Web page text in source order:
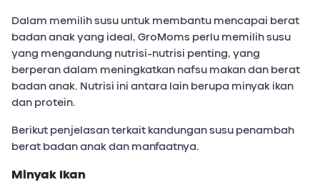
Dalam memilih susu untuk membantu mencapai berat
badan anak yang ideal, GroMoms perlu memilih susu
yang mengandung nutrisi-nutrisi penting, yang
berperan dalam meningkatkan nafsu makan dan berat
badan anak. Nutrisi ini antara lain berupa minyak ikan
dan protein.
Berikut penjelasan terkait kandungan susu penambah
berat badan anak dan manfaatnya.
Minyak Ikan